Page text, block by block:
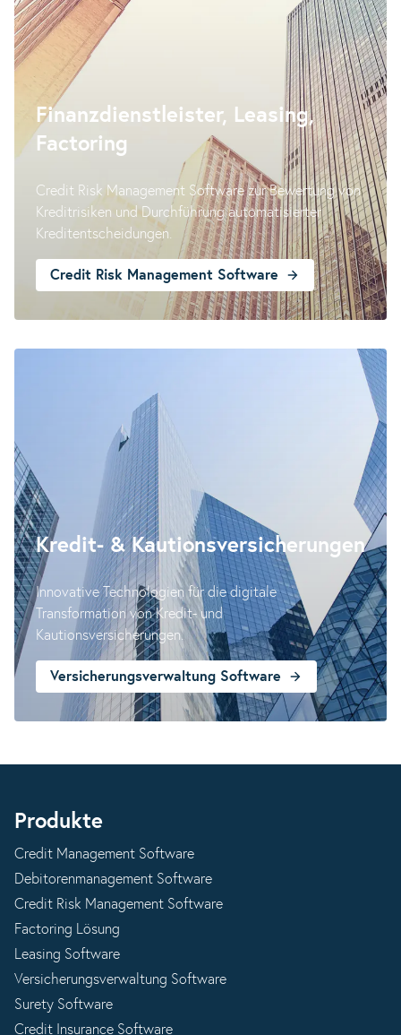
Finanzdienstleister, Leasing,
Factoring
Credit Risk Management Software zur Bewertung von
Kreditrisiken und Durchführung automatisierter
Kreditentscheidungen.
Credit Risk Management Software
Kredit- & Kautions­versicherungen
Innovative Technologien für die digitale
Transformation von Kredit- und
Kautionsversicherungen.
Versicherungsverwaltung Software
Produkte
Credit Management Software
Debitorenmanagement Software
Credit Risk Management Software
Factoring Lösung
Leasing Software
Versicherungsverwaltung Software
Surety Software
Credit Insurance Software